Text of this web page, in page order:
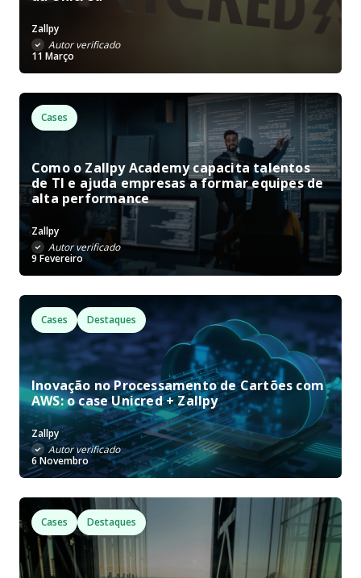
Zallpy
Autor verificado
11 Março
Cases
Como o Zallpy Academy capacita talentos
de TI e ajuda empresas a formar equipes de
alta performance
Zallpy
Autor verificado
9 Fevereiro
Cases Destaques
Inovação no Processamento de Cartões com
AWS: o case Unicred + Zallpy
Zallpy
Autor verificado
6 Novembro
Cases Destaques